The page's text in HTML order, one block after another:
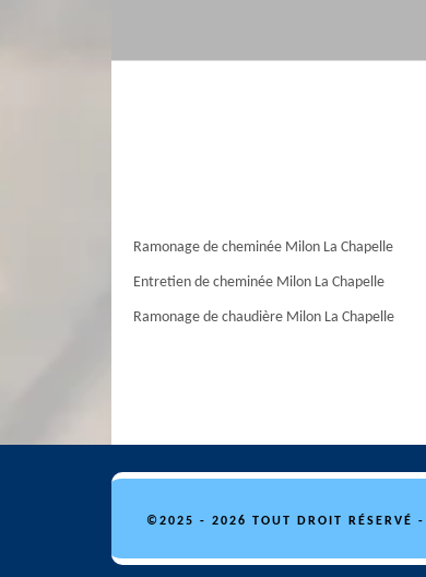
Ramonage de cheminée Milon La Chapelle
Entretien de cheminée Milon La Chapelle
Ramonage de chaudière Milon La Chapelle
©2025 - 2026 TOUT DROIT RÉSERVÉ -